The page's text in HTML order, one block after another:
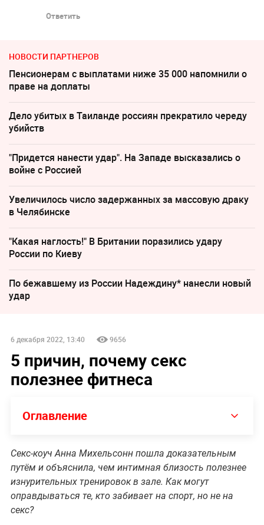
Ответить
НОВОСТИ ПАРТНЕРОВ
Пенсионерам с выплатами ниже 35 000 напомнили о
праве на доплаты
Дело убитых в Таиланде россиян прекратило череду
убийств
"Придется нанести удар". На Западе высказались о
войне с Россией
Увеличилось число задержанных за массовую драку
в Челябинске
"Какая наглость!" В Британии поразились удару
России по Киеву
По бежавшему из России Надеждину* нанесли новый
удар
6 декабря 2022, 13:40 9656
5 причин, почему секс
полезнее фитнеса
Оглавление
Секс-коуч Анна Михельсонн пошла доказательным
путём и объяснила, чем интимная близость полезнее
изнурительных тренировок в зале. Как могут
оправдываться те, кто забивает на спорт, но не на
секс?